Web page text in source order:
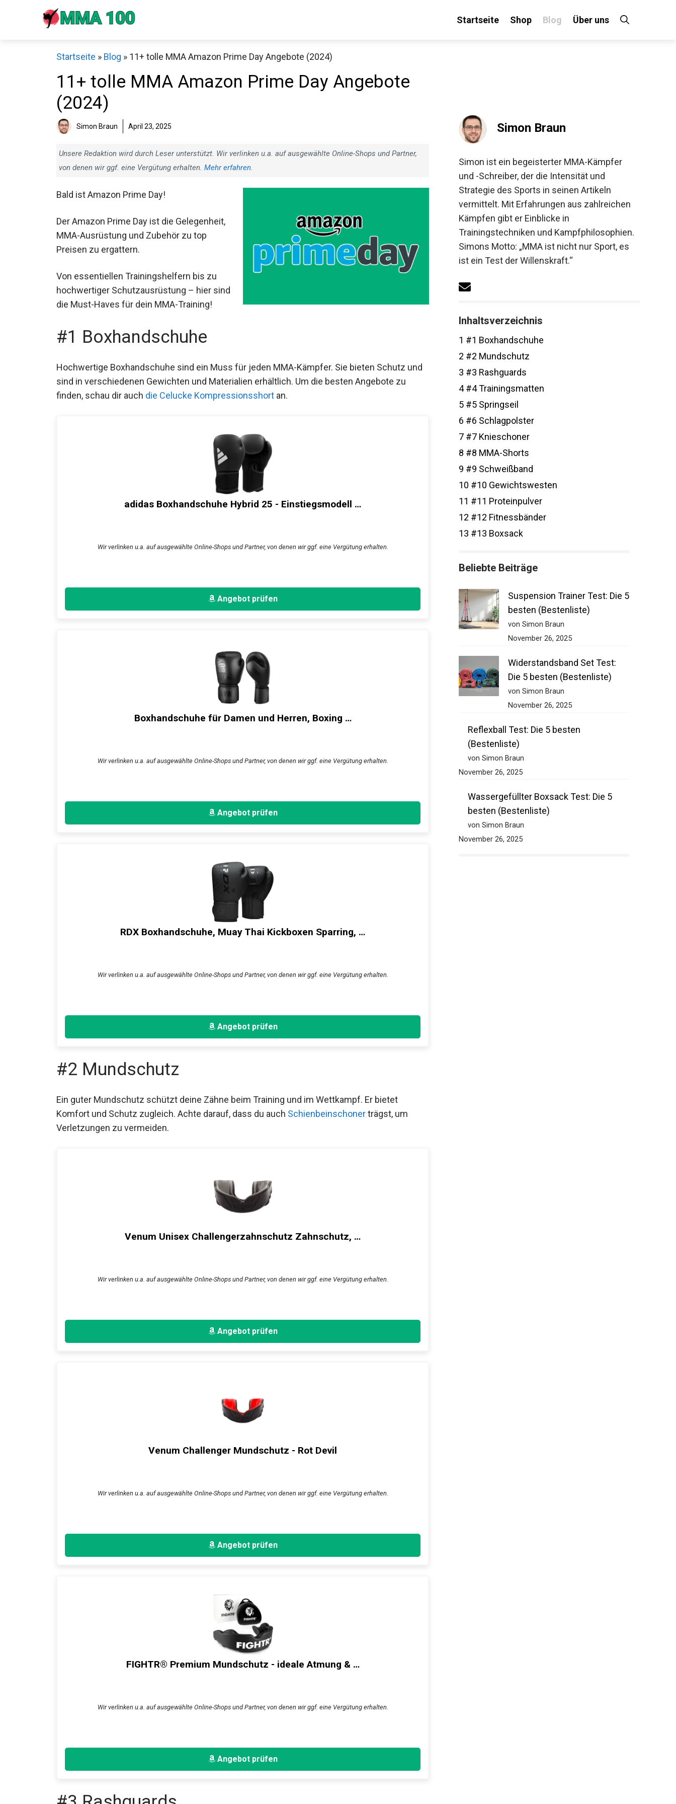
Startseite Shop Blog Über uns
Startseite » Blog » 11+ tolle MMA Amazon Prime Day Angebote (2024)
11+ tolle MMA Amazon Prime Day Angebote
(2024)
Simon Braun April 23, 2025
Unsere Redaktion wird durch Leser unterstützt. Wir verlinken u.a. auf ausgewählte Online-Shops und Partner,
von denen wir ggf. eine Vergütung erhalten. Mehr erfahren.
Bald ist Amazon Prime Day!
Der Amazon Prime Day ist die Gelegenheit,
MMA-Ausrüstung und Zubehör zu top
Preisen zu ergattern.
Von essentiellen Trainingshelfern bis zu
hochwertiger Schutzausrüstung – hier sind
die Must-Haves für dein MMA-Training!
#1 Boxhandschuhe
Hochwertige Boxhandschuhe sind ein Muss für jeden MMA-Kämpfer. Sie bieten Schutz und
sind in verschiedenen Gewichten und Materialien erhältlich. Um die besten Angebote zu
finden, schau dir auch die Celucke Kompressionsshort an.
adidas Boxhandschuhe Hybrid 25 - Einstiegsmodell …
Wir verlinken u.a. auf ausgewählte Online-Shops und Partner, von denen wir ggf. eine Vergütung erhalten.
Angebot prüfen
Boxhandschuhe für Damen und Herren, Boxing …
Wir verlinken u.a. auf ausgewählte Online-Shops und Partner, von denen wir ggf. eine Vergütung erhalten.
Angebot prüfen
RDX Boxhandschuhe, Muay Thai Kickboxen Sparring, …
Wir verlinken u.a. auf ausgewählte Online-Shops und Partner, von denen wir ggf. eine Vergütung erhalten.
Angebot prüfen
#2 Mundschutz
Ein guter Mundschutz schützt deine Zähne beim Training und im Wettkampf. Er bietet
Komfort und Schutz zugleich. Achte darauf, dass du auch Schienbeinschonerträgst, um
Verletzungen zu vermeiden.
Venum Unisex Challengerzahnschutz Zahnschutz, …
Wir verlinken u.a. auf ausgewählte Online-Shops und Partner, von denen wir ggf. eine Vergütung erhalten.
Angebot prüfen
Venum Challenger Mundschutz - Rot Devil
Wir verlinken u.a. auf ausgewählte Online-Shops und Partner, von denen wir ggf. eine Vergütung erhalten.
Angebot prüfen
FIGHTR® Premium Mundschutz - ideale Atmung & …
Wir verlinken u.a. auf ausgewählte Online-Shops und Partner, von denen wir ggf. eine Vergütung erhalten.
Angebot prüfen
Simon Braun
Simon ist ein begeisterter MMA-Kämpfer
und -Schreiber, der die Intensität und
Strategie des Sports in seinen Artikeln
vermittelt. Mit Erfahrungen aus zahlreichen
Kämpfen gibt er Einblicke in
Trainingstechniken und
Kampfphilosophien. Simons Motto: „MMA
ist nicht nur Sport, es ist ein Test der
Inhaltsverzeichnis
#1 Boxhandschuhe
#2 Mundschutz
#3 Rashguards
#4 Trainingsmatten
#5 Springseil
#6 Schlagpolster
#7 Knieschoner
#8 MMA-Shorts
#9 Schweißband
10#10 Gewichtswesten
11#11 Proteinpulver
12#12 Fitnessbänder
Suspension Trainer Test: Die
5 besten (Bestenliste)
von Simon Braun
Widerstandsband Set Test:
Die 5 besten (Bestenliste)
von Simon Braun
Reflexball Test: Die 5 besten
(Bestenliste)
von Simon Braun
Wassergefüllter Boxsack Test: Die 5
besten (Bestenliste)
von Simon Braun
Decathlon Sale
Schaue dir jetzt die meistverkauften Produkte im Sale bei Decathlon an!
Jetzt anschauen